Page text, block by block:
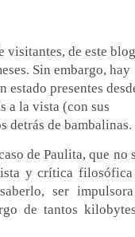
visitantes, de este
Sin embargo, hay
estado presentes
a la vista (con sus
detrás de bambalinas.
de Paulita, que no
y crítica
ser
de tantos